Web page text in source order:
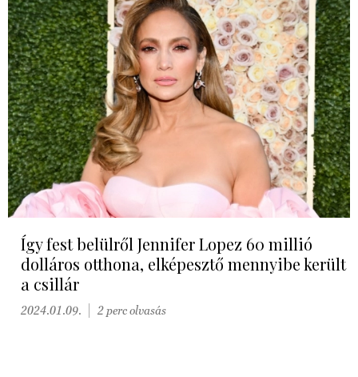
Így fest belülről Jennifer Lopez 60 millió
dolláros otthona, elképesztő mennyibe került
a csillár
2024.01.09. 2 perc olvasás